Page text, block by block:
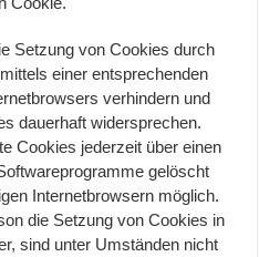
Setzung von Cookies durch
einer entsprechenden
verhindern und
dauerhaft widersprechen.
Cookies jederzeit über einen
gelöscht
Internetbrowsern möglich.
die Setzung von Cookies in
sind unter Umständen nicht